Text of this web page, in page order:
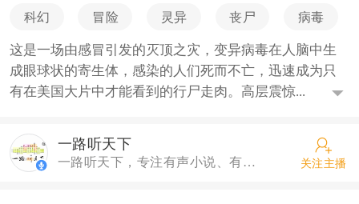
科幻 冒险 灵异 丧尸 病毒
这是一场由感冒引发的灭顶之灾，变异病毒在人脑中生
成眼球状的寄生体，感染的人们死而不亡，迅速成为只
有在美国大片中才能看到的行尸走肉。高层震惊...
一路听天下
一路听天下，专注有声小说、有声广播剧录制、出品十五年，出品大量优质精品广播剧，拥有庞大的主播团队和配音，提出为时间创造价值。 关注主播